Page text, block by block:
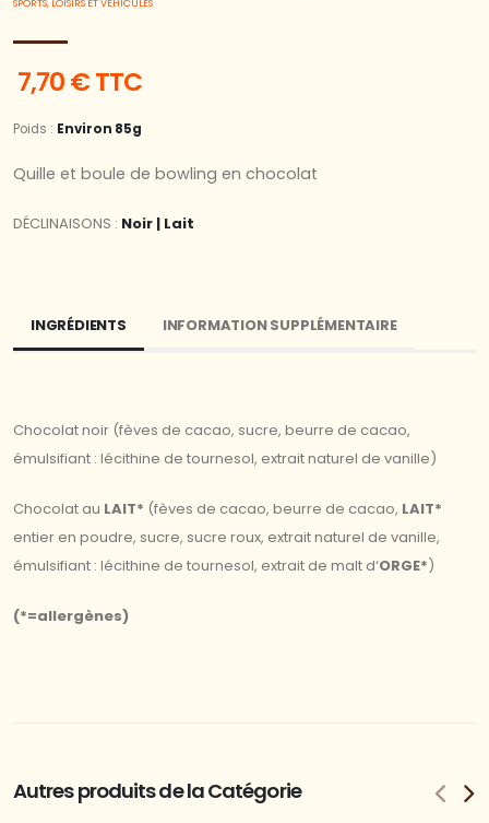
7,70 € TTC
Poids : Environ 85g
Quille et boule de bowling en chocolat
DÉCLINAISONS : Noir | Lait
INGRÉDIENTS INFORMATION SUPPLÉMENTAIRE
Chocolat noir (fèves de cacao, sucre, beurre de cacao,
émulsifiant : lécithine de tournesol, extrait naturel de vanille)
Chocolat au LAIT* (fèves de cacao, beurre de cacao, LAIT*
entier en poudre, sucre, sucre roux, extrait naturel de vanille,
émulsifiant : lécithine de tournesol, extrait de malt d‘ORGE*)
(*=allergènes)
Autres produits de la Catégorie